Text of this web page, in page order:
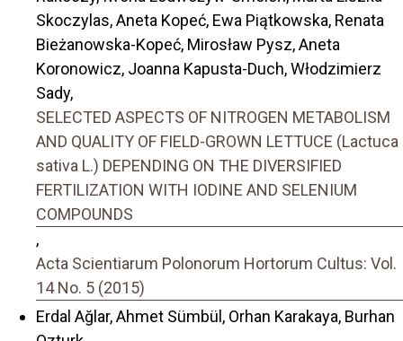
Skoczylas, Aneta Kopeć, Ewa Piątkowska, Renata
Bieżanowska-Kopeć, Mirosław Pysz, Aneta
Koronowicz, Joanna Kapusta-Duch, Włodzimierz
Sady,
SELECTED ASPECTS OF NITROGEN METABOLISM
AND QUALITY OF FIELD-GROWN LETTUCE (Lactuca
sativa L.) DEPENDING ON THE DIVERSIFIED
FERTILIZATION WITH IODINE AND SELENIUM
COMPOUNDS
,
Acta Scientiarum Polonorum Hortorum Cultus: Vol.
14 No. 5 (2015)
Erdal Ağlar, Ahmet Sümbül, Orhan Karakaya, Burhan